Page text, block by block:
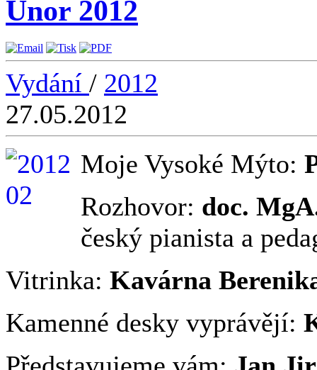
Únor 2012
Vydání / 2012
27.05.2012
Moje Vysoké Mýto:
Rozhovor: doc.
český pianista a
Vitrinka: Kavárna
Kamenné desky vyprávějí: